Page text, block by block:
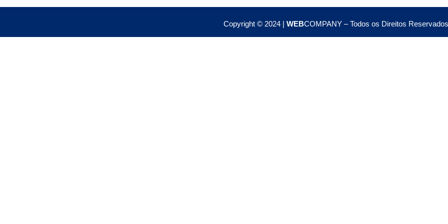
Copyright © 2024 | WEBCOMPANY – Todos os Direitos Reservados